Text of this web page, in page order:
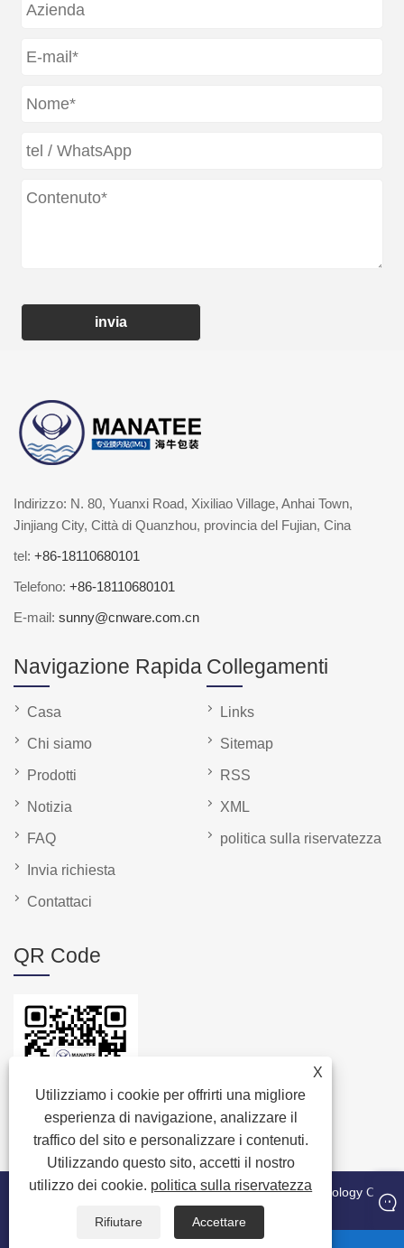
invia
X
Utilizziamo i cookie per offrirti una migliore
esperienza di navigazione, analizzare il
traffico del sito e personalizzare i contenuti.
Utilizzando questo sito, accetti il ​​nostro
utilizzo dei cookie. politica sulla riservatezza
Rifiutare Accettare
Indirizzo: N. 80, Yuanxi Road, Xixiliao Village, Anhai Town,
Jinjiang City, Città di Quanzhou, provincia del Fujian, Cina
tel: +86-18110680101
Telefono: +86-18110680101
E-mail: sunny@cnware.com.cn
Navigazione Rapida
Casa
Chi siamo
Prodotti
Notizia
FAQ
Invia richiesta
Contattaci
Collegamenti
Links
Sitemap
RSS
XML
politica sulla riservatezza
QR Code
Copyright © 2024 Quanzhou Manatee Packaging Technology Co.,
Ltd. Tutti i diritti riservati.